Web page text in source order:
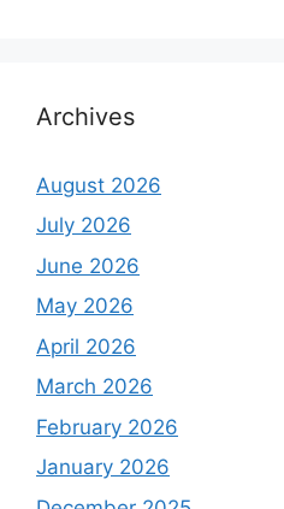
Archives
August 2026
July 2026
June 2026
May 2026
April 2026
March 2026
February 2026
January 2026